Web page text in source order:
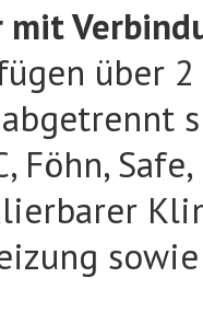
mit
über
Föhn,